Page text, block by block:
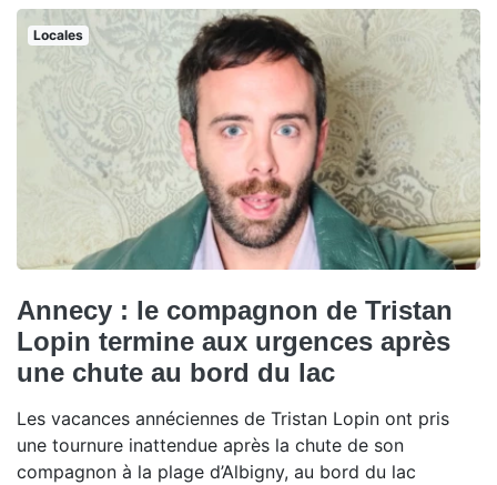
Locales
Annecy : le compagnon de Tristan
Lopin termine aux urgences après
une chute au bord du lac
Les vacances annéciennes de Tristan Lopin ont pris
une tournure inattendue après la chute de son
compagnon à la plage d’Albigny, au bord du lac